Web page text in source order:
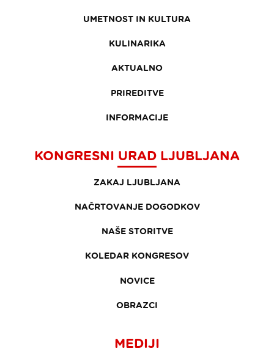
UMETNOST IN KULTURA
KULINARIKA
AKTUALNO
PRIREDITVE
INFORMACIJE
KONGRESNI URAD LJUBLJANA
ZAKAJ LJUBLJANA
NAČRTOVANJE DOGODKOV
NAŠE STORITVE
KOLEDAR KONGRESOV
NOVICE
OBRAZCI
MEDIJI